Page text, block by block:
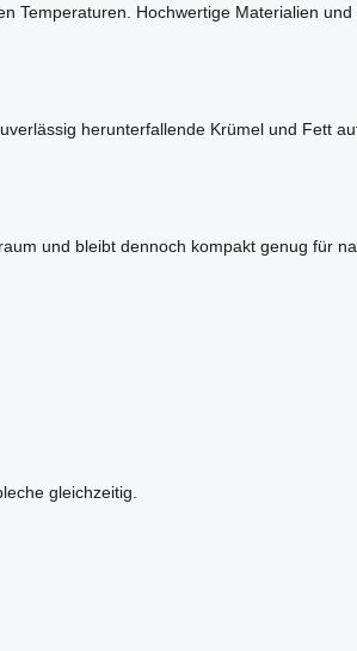
Temperaturen. Hochwertige Materialien
herunterfallende Krümel und Fett
und bleibt dennoch kompakt genug für
gleichzeitig.